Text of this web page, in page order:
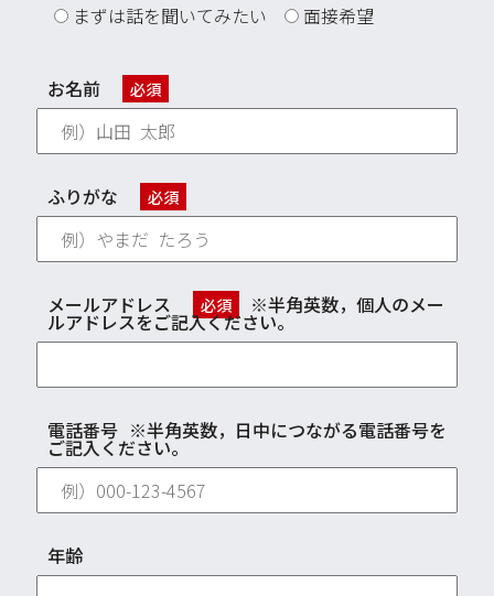
まずは話を聞いてみたい 面接希望
お名前 必須
ふりがな 必須
メールアドレス 必須 ※半角英数，個人のメー
ルアドレスをご記入ください。
電話番号 ※半角英数，日中につながる電話番号を
ご記入ください。
年齢